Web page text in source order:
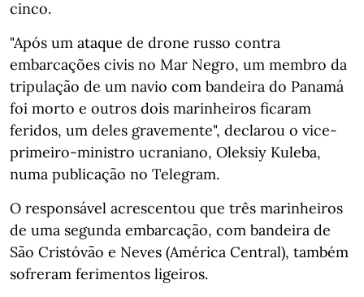
cinco.
"Após um ataque de drone russo contra
embarcações civis no Mar Negro, um membro da
tripulação de um navio com bandeira do Panamá
foi morto e outros dois marinheiros ficaram
feridos, um deles gravemente", declarou o vice-
primeiro-ministro ucraniano, Oleksiy Kuleba,
numa publicação no Telegram.
O responsável acrescentou que três marinheiros
de uma segunda embarcação, com bandeira de
São Cristóvão e Neves (América Central), também
sofreram ferimentos ligeiros.